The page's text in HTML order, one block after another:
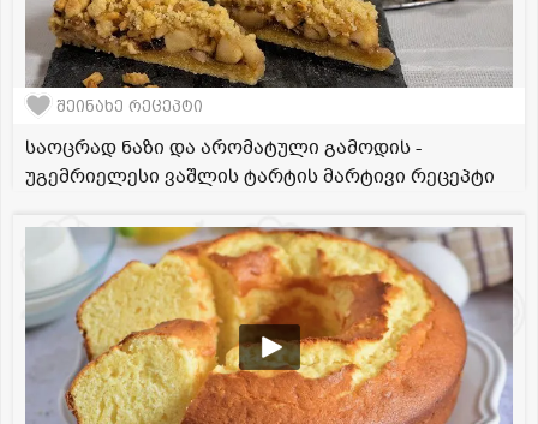
შეინახე რეცეპტი
საოცრად ნაზი და არომატული გამოდის -
უგემრიელესი ვაშლის ტარტის მარტივი რეცეპტი